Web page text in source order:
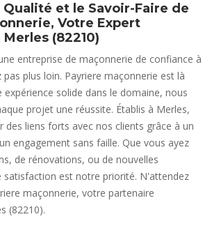
et le Savoir-Faire de
Votre Expert
(82210)
entreprise de maçonnerie de confiance à
pas plus loin. Payriere maçonnerie est là
expérience solide dans le domaine, nous
projet une réussite. Établis à Merles,
des liens forts avec nos clients grâce à un
engagement sans faille. Que vous ayez
de rénovations, ou de nouvelles
satisfaction est notre priorité. N'attendez
maçonnerie, votre partenaire
(82210).